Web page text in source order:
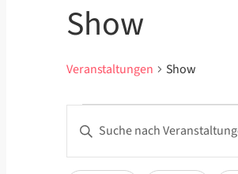
Show
Veranstaltungen Show
Veranstaltungen
Veranstaltungen
Suche
Bitte
eingeben.